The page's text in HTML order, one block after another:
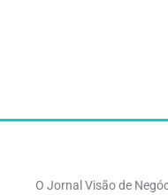
O Jornal Visão de